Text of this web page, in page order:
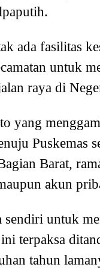
ada fasilitas
untuk
raya di
yang
Puskemas
Barat,
akun
sendiri untuk
terpaksa
tahun